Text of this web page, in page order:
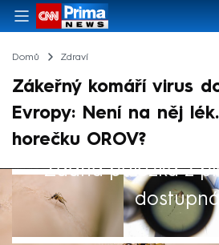
Domů Zdraví
Zákeřný komáří virus
Evropy: Není na něj
horečku OROV?
Žádná položka z
dostupná.